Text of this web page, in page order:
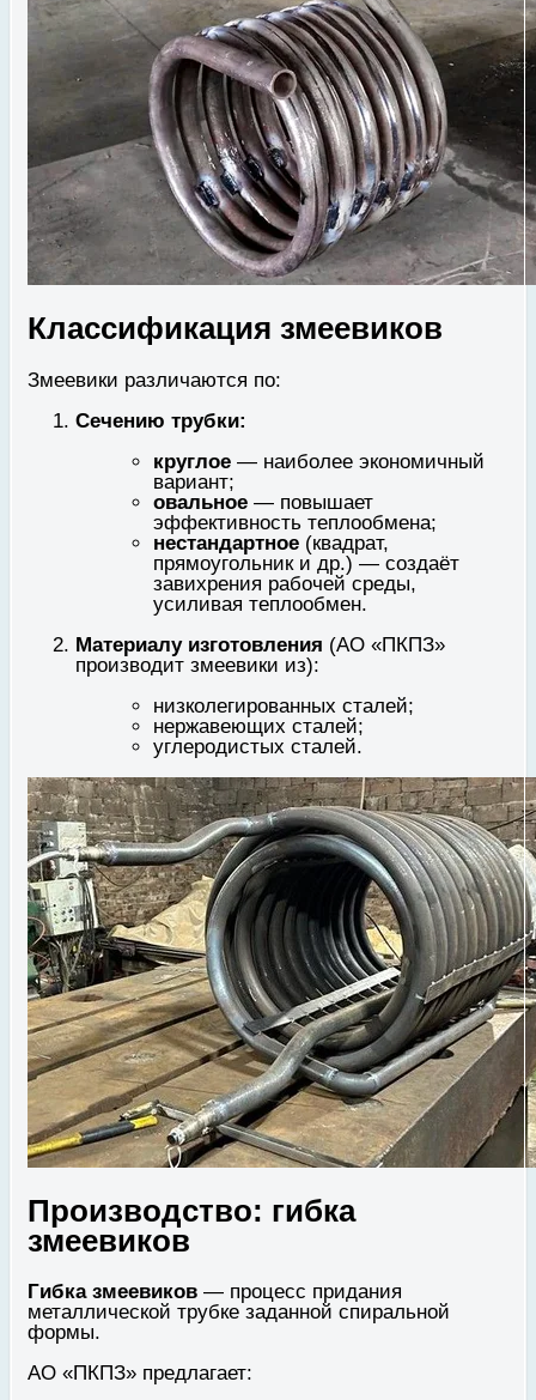
Классификация змеевиков
Змеевики различаются по:
Сечению трубки:
круглое — наиболее экономичный
вариант;
овальное — повышает
эффективность теплообмена;
нестандартное (квадрат,
прямоугольник и др.) — создаёт
завихрения рабочей среды,
усиливая теплообмен.
Материалу изготовления (АО «ПКПЗ»
производит змеевики из):
низколегированных сталей;
нержавеющих сталей;
углеродистых сталей.
Производство: гибка
змеевиков
Гибка змеевиков — процесс придания
металлической трубке заданной спиральной
формы.
АО «ПКПЗ» предлагает: